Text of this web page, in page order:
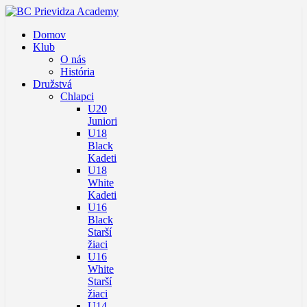
Domov
Klub
O nás
História
Družstvá
Chlapci
U20
Juniori
U18
Black
Kadeti
U18
White
Kadeti
U16
Black
Starší
žiaci
U16
White
Starší
žiaci